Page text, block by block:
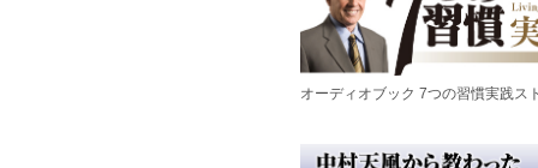
オーディオブック 7つの習慣実践ス